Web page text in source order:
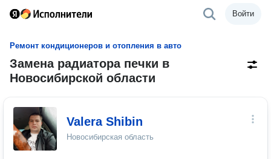
Войти
Ремонт кондиционеров и отопления в авто
Замена радиатора печки в
Новосибирской области
Valera Shibin
Новосибирская область